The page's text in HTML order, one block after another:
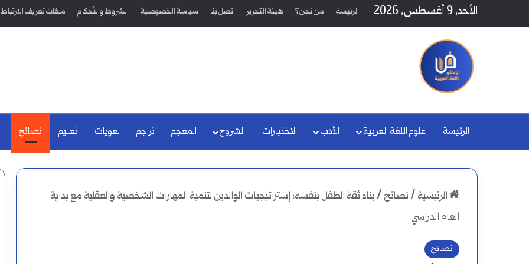
الأحد, 9 أغسطس، 2026 الرئيسة من نحن؟ هيئة التحرير اتصل بنا سياسة الخصوصية الشروط والأحكام ملفات تعريف الارتباط
الرئيسة علوم اللغة العربية الأدب الاختبارات الشروح المعجم تراجم لغويات تعليم نصائح
الرئيسية /نصائح /بناء ثقة الطفل بنفسه: إستراتيجيات الوالدين لتنمية المهارات الشخصية والعقلية مع بداية
العام الدراسي
نصائح